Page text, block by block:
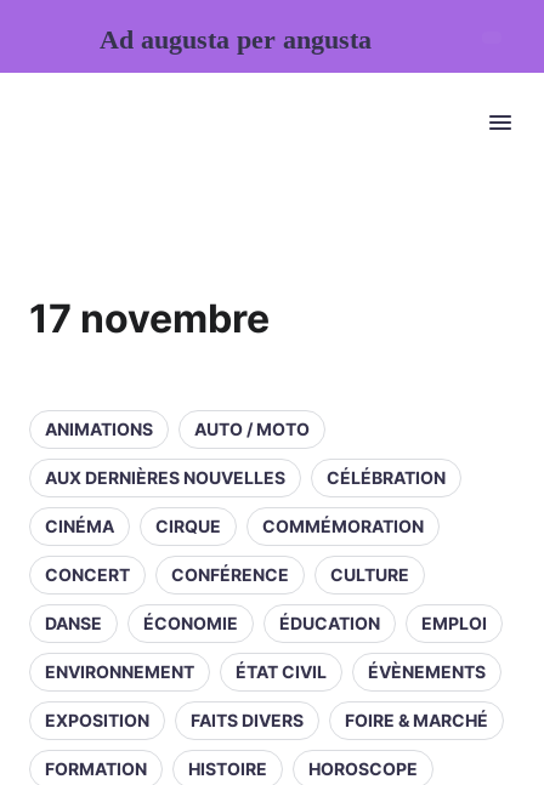
17 novembre
ANIMATIONS AUTO / MOTO
AUX DERNIÈRES NOUVELLES CÉLÉBRATION
CINÉMA CIRQUE COMMÉMORATION
CONCERT CONFÉRENCE CULTURE
DANSE ÉCONOMIE ÉDUCATION EMPLOI
ENVIRONNEMENT ÉTAT CIVIL ÉVÈNEMENTS
EXPOSITION FAITS DIVERS FOIRE & MARCHÉ
FORMATION HISTOIRE HOROSCOPE
Ad augusta per angusta